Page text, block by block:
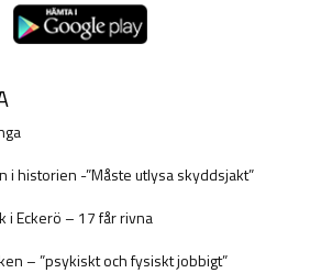
i historien -”Måste utlysa skyddsjakt”
i Eckerö – 17 får rivna
– ”psykiskt och fysiskt jobbigt”